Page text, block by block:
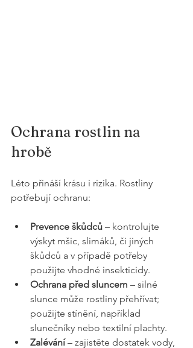
Ochrana rostlin na
hrobě
Léto přináší krásu i rizika. Rostliny
potřebují ochranu:
Prevence škůdců – kontrolujte
výskyt mšic, slimáků, či jiných
škůdců a v případě potřeby
použijte vhodné insekticidy.
Ochrana před sluncem – silné
slunce může rostliny přehřívat;
použijte stínění, například
slunečníky nebo textilní plachty.
Zalévání – zajistěte dostatek vody,